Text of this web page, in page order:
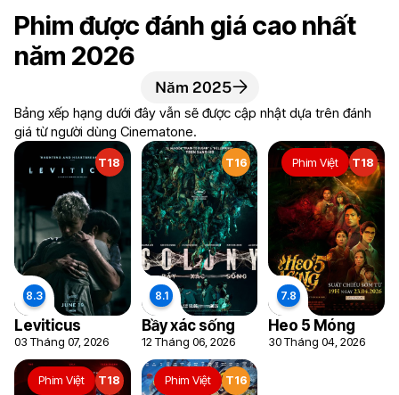
Phim được đánh giá cao nhất
năm 2026
Năm 2025
Bảng xếp hạng dưới đây vẫn sẽ được cập nhật dựa trên đánh
giá từ người dùng Cinematone.
T18
Leviticus
03 Tháng 07, 2026
T16
Bầy xác sống
12 Tháng 06, 2026
Phim Việt T18
Heo 5 Móng
30 Tháng 04, 2026
Phim Việt T18 Phim Việt T16